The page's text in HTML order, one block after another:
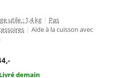
utile : 1,4 kg | Pas
| Aide à la cuisson avec
,-
Livré demain